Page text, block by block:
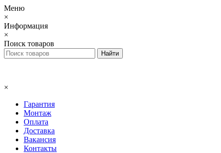
Меню
×
Информация
×
Поиск товаров
×
Гарантия
Монтаж
Оплата
Доставка
Вакансия
Контакты